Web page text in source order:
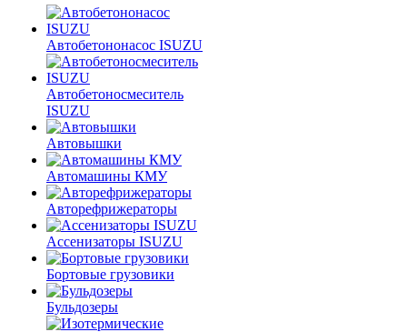
Автобетононасос ISUZU
Автобетоносмеситель
ISUZU
Автовышки
Автомашины КМУ
Авторефрижераторы
Ассенизаторы ISUZU
Бортовые грузовики
Бульдозеры